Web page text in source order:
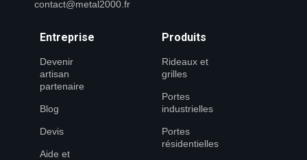
contact@metal2000.fr
Entreprise
Devenir
artisan
partenaire
Blog
Devis
Aide et
Produits
Rideaux et
grilles
Portes
industrielles
Portes
résidentielles